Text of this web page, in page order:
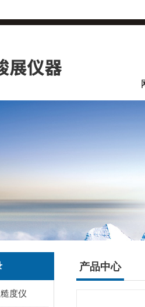
度仪
产品中心